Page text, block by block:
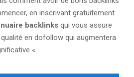
en inscrivant gratuitement
backlinks qui vous assure
qualité en dofollow qui augmentera
«